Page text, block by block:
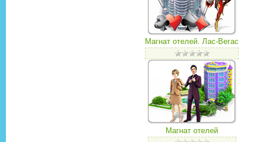
Магнат отелей. Лас-Вегас
Магнат отелей